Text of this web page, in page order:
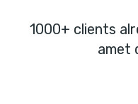
1000+ clients
amet